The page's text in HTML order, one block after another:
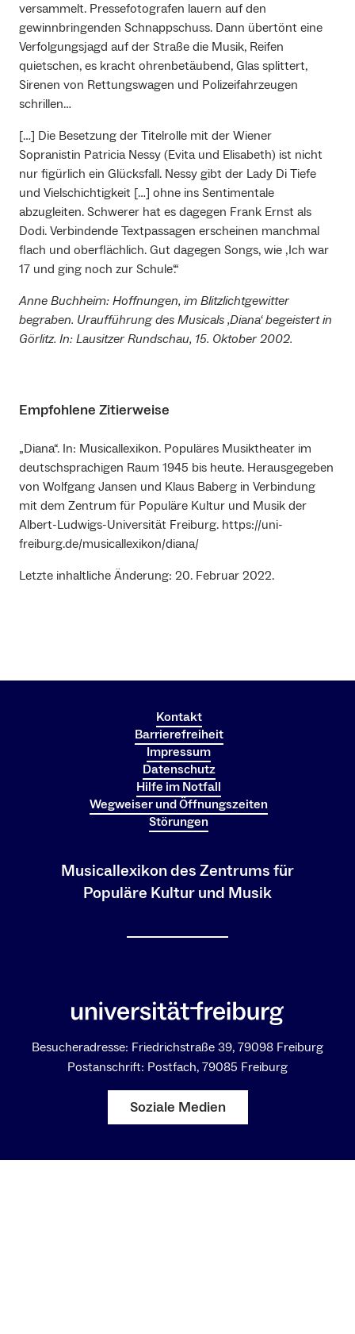
versammelt. Pressefotografen lauern auf den
gewinnbringenden Schnappschuss. Dann übertönt eine
Verfolgungsjagd auf der Straße die Musik, Reifen
quietschen, es kracht ohrenbetäubend, Glas splittert,
Sirenen von Rettungswagen und Polizeifahrzeugen
schrillen…
[…] Die Besetzung der Titelrolle mit der Wiener
Sopranistin Patricia Nessy (Evita und Elisabeth) ist nicht
nur figürlich ein Glücksfall. Nessy gibt der Lady Di Tiefe
und Vielschichtigkeit […] ohne ins Sentimentale
abzugleiten. Schwerer hat es dagegen Frank Ernst als
Dodi. Verbindende Textpassagen erscheinen manchmal
flach und oberflächlich. Gut dagegen Songs, wie ‚Ich war
17 und ging noch zur Schule‘.“
Anne Buchheim: Hoffnungen, im Blitzlichtgewitter
begraben. Uraufführung des Musicals ‚Diana‘ begeistert in
Görlitz. In: Lausitzer Rundschau, 15. Oktober 2002.
Empfohlene Zitierweise
„Diana“. In: Musicallexikon. Populäres Musiktheater im
deutschsprachigen Raum 1945 bis heute. Herausgegeben
von Wolfgang Jansen und Klaus Baberg in Verbindung
mit dem Zentrum für Populäre Kultur und Musik der
Albert-Ludwigs-Universität Freiburg. https://uni-
freiburg.de/musicallexikon/diana/
Letzte inhaltliche Änderung: 20. Februar 2022.
Kontakt
Barrierefreiheit
Impressum
Datenschutz
Hilfe im Notfall
Wegweiser und Öffnungszeiten
Störungen
Musicallexikon des Zentrums für
Populäre Kultur und Musik
Besucheradresse: Friedrichstraße 39, 79098 Freiburg
Postanschrift: Postfach, 79085 Freiburg
Soziale Medien